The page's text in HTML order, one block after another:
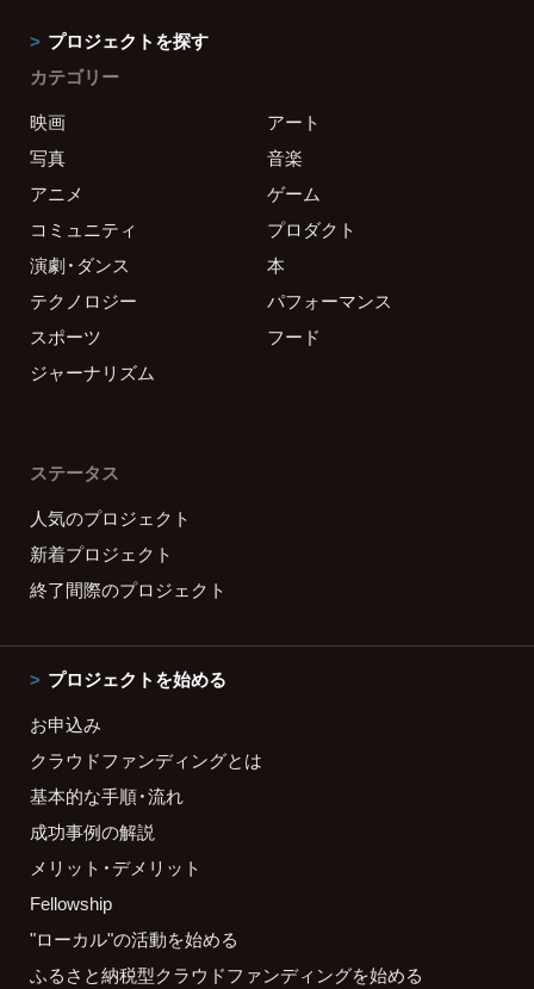
プロジェクトを探す
カテゴリー
映画
アート
写真
音楽
アニメ
ゲーム
コミュニティ
プロダクト
演劇・ダンス
本
テクノロジー
パフォーマンス
スポーツ
フード
ジャーナリズム
ステータス
人気のプロジェクト
新着プロジェクト
終了間際のプロジェクト
プロジェクトを始める
お申込み
クラウドファンディングとは
基本的な手順・流れ
成功事例の解説
メリット・デメリット
Fellowship
"ローカル"の活動を始める
ふるさと納税型クラウドファンディングを始める